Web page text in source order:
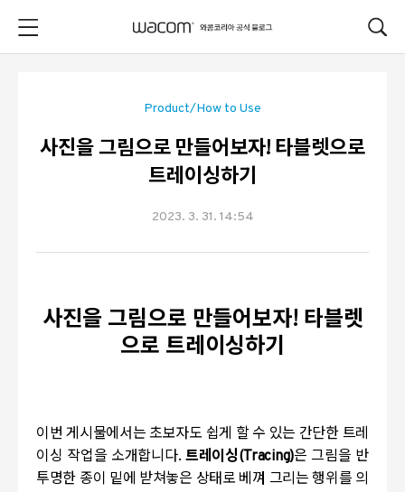
Product/How to Use
사진을 그림으로 만들어보자! 타블렛으로
트레이싱하기
2023. 3. 31. 14:54
사진을 그림으로 만들어보자! 타블렛
으로 트레이싱하기
이번 게시물에서는 초보자도 쉽게 할 수 있는 간단한 트레
이싱 작업을 소개합니다.트레이싱(Tracing)은 그림을 반
투명한 종이 밑에 받쳐놓은 상태로 베껴 그리는 행위를 의